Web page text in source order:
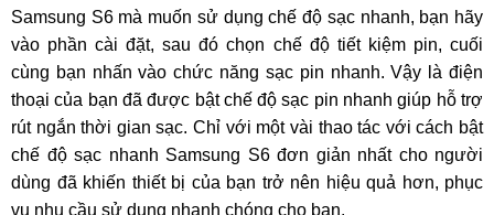
Samsung S6 mà muốn sử dụng chế độ sạc nhanh, bạn hãy
vào phần cài đặt, sau đó chọn chế độ tiết kiệm pin, cuối
cùng bạn nhấn vào chức năng sạc pin nhanh. Vậy là điện
thoại của bạn đã được bật chế độ sạc pin nhanh giúp hỗ trợ
rút ngắn thời gian sạc. Chỉ với một vài thao tác với cách bật
chế độ sạc nhanh Samsung S6 đơn giản nhất cho người
dùng đã khiến thiết bị của bạn trở nên hiệu quả hơn, phục
vụ nhu cầu sử dụng nhanh chóng cho bạn.